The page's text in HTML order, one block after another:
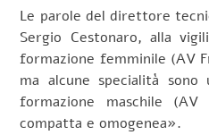
Le parole del direttore
Sergio Cestonaro, alla
formazione femminile (AV
ma alcune specialità
formazione maschile
compatta e omogenea».